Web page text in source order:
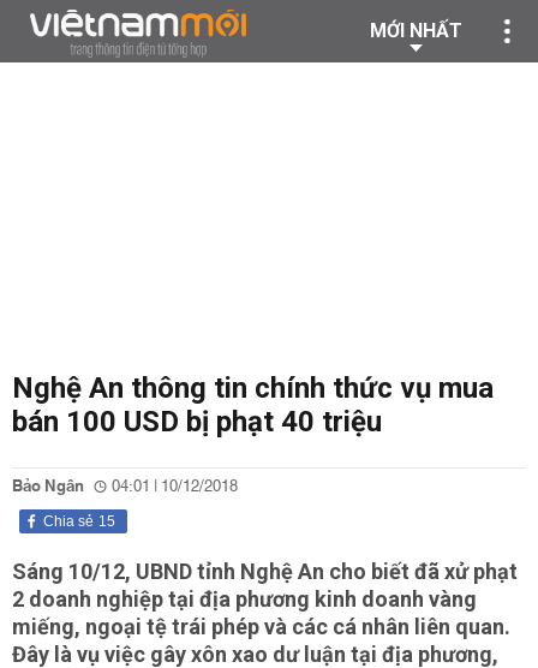
MỚI NHẤT
Nghệ An thông tin chính thức vụ mua
bán 100 USD bị phạt 40 triệu
Bảo Ngân 04:01 | 10/12/2018
15
Chia sẻ
Sáng 10/12, UBND tỉnh Nghệ An cho biết đã xử phạt
2 doanh nghiệp tại địa phương kinh doanh vàng
miếng, ngoại tệ trái phép và các cá nhân liên quan.
Đây là vụ việc gây xôn xao dư luận tại địa phương,